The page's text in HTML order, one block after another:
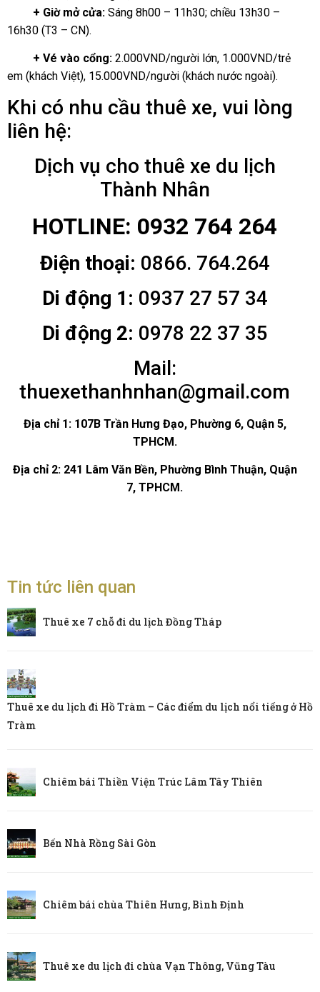
+ Giờ mở cửa: Sáng 8h00 – 11h30; chiều 13h30 –
16h30 (T3 – CN).
+ Vé vào cổng: 2.000VND/người lớn, 1.000VND/trẻ
em (khách Việt), 15.000VND/người (khách nước ngoài).
Khi có nhu cầu thuê xe, vui lòng
liên hệ:
Dịch vụ cho thuê xe du lịch
Thành Nhân
HOTLINE: 0932 764 264
Điện thoại: 0866. 764.264
Di động 1: 0937 27 57 34
Di động 2: 0978 22 37 35
Mail:
thuexethanhnhan@gmail.com
Địa chỉ 1: 107B Trần Hưng Đạo, Phường 6, Quận 5,
TPHCM.
Địa chỉ 2: 241 Lâm Văn Bền, Phường Bình Thuận, Quận
7, TPHCM.
Tin tức liên quan
Thuê xe 7 chỗ đi du lịch Đồng Tháp
Thuê xe du lịch đi Hồ Tràm – Các điểm du lịch nổi tiếng ở Hồ
Tràm
Chiêm bái Thiền Viện Trúc Lâm Tây Thiên
Bến Nhà Rồng Sài Gòn
Chiêm bái chùa Thiên Hưng, Bình Định
Thuê xe du lịch đi chùa Vạn Thông, Vũng Tàu